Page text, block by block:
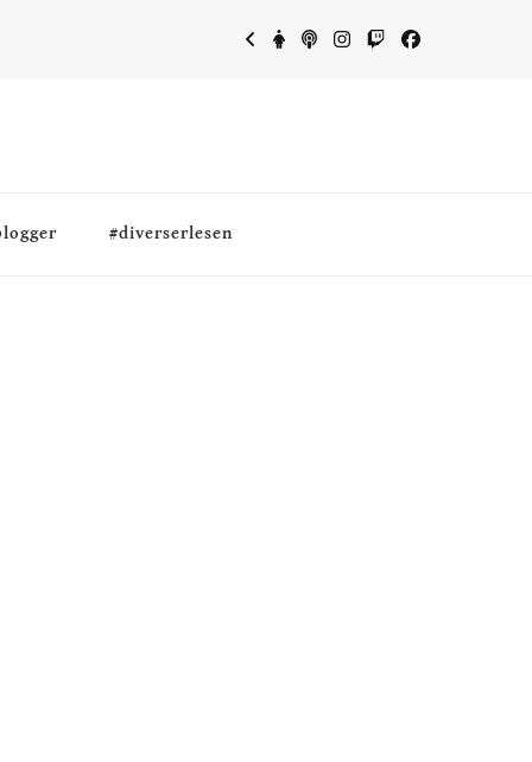
#diverserlesen